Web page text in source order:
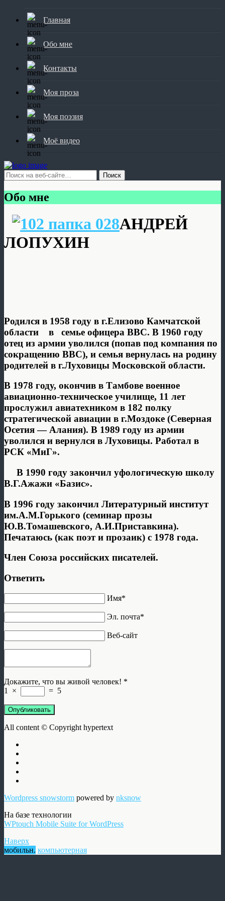
Главная
Обо мне
Контакты
Моя проза
Моя поэзия
Моё видео
Обо мне
АНДРЕЙ
ЛОПУХИН
Родился в 1958 году в г.Елизово Камчатской
области в семье офицера ВВС. В 1960 году
отец из армии уволился (попав под компания по
сокращению ВВС), и семья вернулась на родину
родителей в г.Луховицы Московской области.
В 1978 году, окончив в Тамбове военное
авиационно-техническое училище, 11 лет
прослужил авиатехником в 182 полку
стратегической авиации в г.Моздоке (Северная
Осетия — Алания). В 1989 году из армии
уволился и вернулся в Луховицы. Работал в
РСК «МиГ».
В 1990 году закончил уфологическую школу
В.Г.Ажажи «Базис».
В 1996 году закончил Литературный институт
им.А.М.Горького (семинар прозы
Ю.В.Томашевского, А.И.Приставкина).
Печатаюсь (как поэт и прозаик) с 1978 года.
Член Союза российских писателей.
Ответить
Имя*
Эл. почта*
Веб-сайт
Докажите, что вы живой человек! *
1
× = 5
Опубликовать
All content © Copyright hypertext
Wordpress snowstorm powered by nksnow
На базе технологии
WPtouch Mobile Suite for WordPress
Наверх
мобильн. компьютерная